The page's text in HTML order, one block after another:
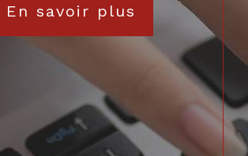
En savoir plus